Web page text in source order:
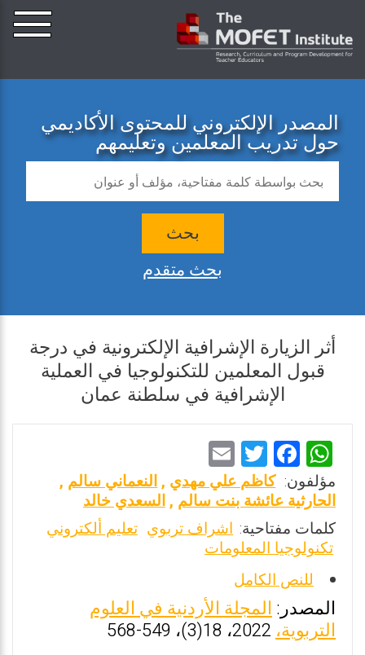
المصدر الإلكتروني للمحتوى الأكاديمي
حول تدريب المعلمين وتعليمهم
بحث
بحث متقدم
أثر الزيارة الإشرافية الإلكترونية في درجة
قبول المعلمين للتكنولوجيا في العملية
الإشرافية في سلطنة عمان
W
h
at
s
A
p
p
F
a
ce
b
o
o
k
T
wi
tt
er
m
ai
l
مؤلفون: كاظم علي مهدي ,النعماني سالم ,
الحارثية عائشة بنت سالم ,السعدي خالد
كلمات مفتاحية: اشراف تربوي تعليم ألكتروني
تكنولوجيا المعلومات
للنص الكامل
المصدر:المجلة الأردنية في العلوم
التربوية،